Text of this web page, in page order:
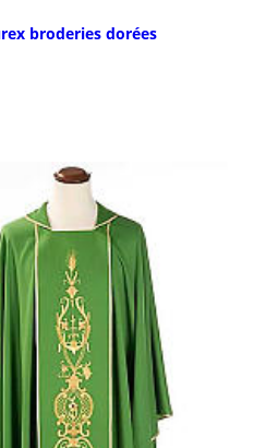
broderies dorées